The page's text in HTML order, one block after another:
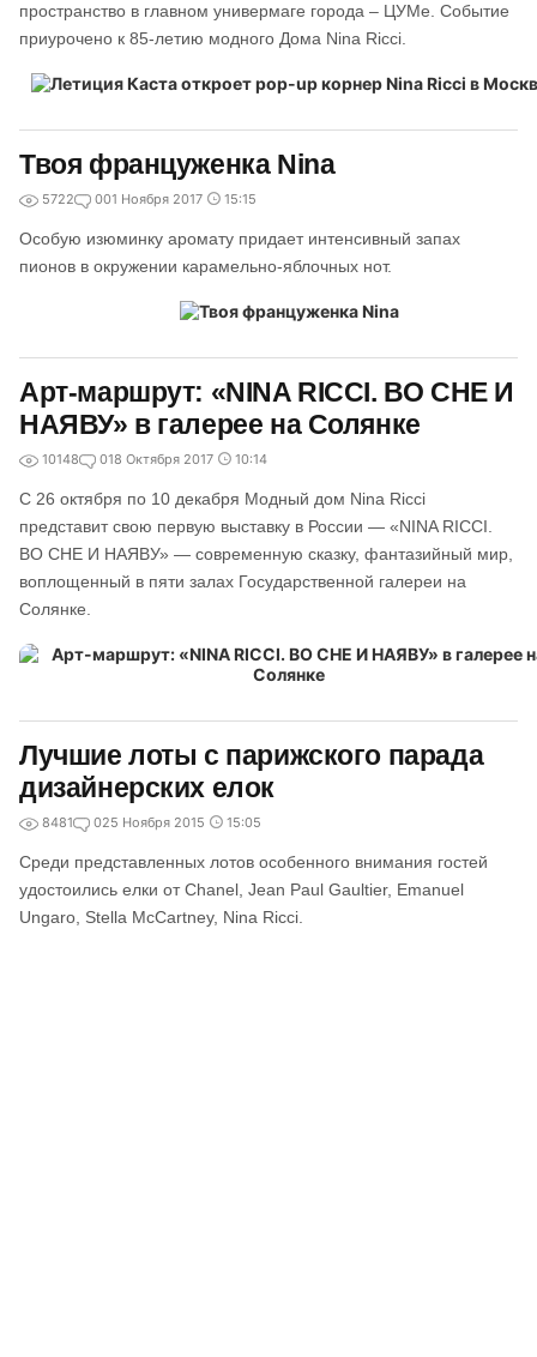
пространство в главном универмаге города – ЦУМе. Событие
приурочено к 85-летию модного Дома Nina Ricci.
Твоя француженка Nina
5722 001 Ноября 2017 15:15
Особую изюминку аромату придает интенсивный запах
пионов в окружении карамельно-яблочных нот.
Арт-маршрут: «NINA RICCI. ВО СНЕ И
НАЯВУ» в галерее на Солянке
10148 018 Октября 2017 10:14
С 26 октября по 10 декабря Модный дом Nina Ricci
представит свою первую выставку в России — «NINA RICCI.
ВО СНЕ И НАЯВУ» — современную сказку, фантазийный мир,
воплощенный в пяти залах Государственной галереи на
Солянке.
Лучшие лоты с парижского парада
дизайнерских елок
8481 025 Ноября 2015 15:05
Среди представленных лотов особенного внимания гостей
удостоились елки от Chanel, Jean Paul Gaultier, Emanuel
Ungaro, Stella McCartney, Nina Ricci.